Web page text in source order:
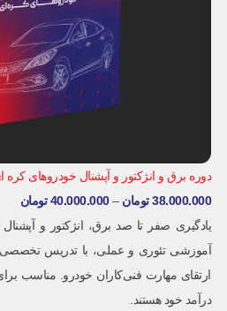
دوره برق و انژکتور و آپشنال خودروهای کره
38.000.000 تومان –
40.000.000 تومان
آموزشی تئوری و عملی، با تدریس
ارتقای مهارت فنی‌کاران خودرو. مناسب
درآمد خود هستند.